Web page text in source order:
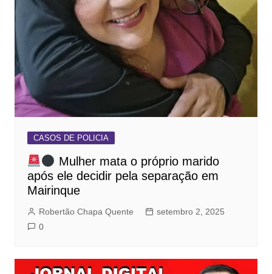
CASOS DE POLICIA
Mulher mata o próprio marido
após ele decidir pela separação em
Mairinque
Robertão Chapa Quente
setembro 2, 2025
0